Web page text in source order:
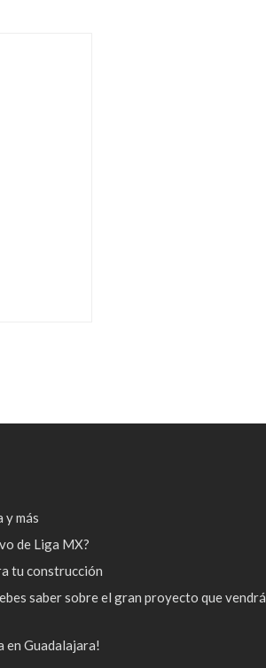
y más
de Liga MX?
tu construcción
saber sobre el gran proyecto que vendrá
en Guadalajara!